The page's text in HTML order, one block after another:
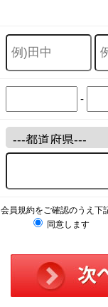
-
会員規約をご確認のうえ下
同意します